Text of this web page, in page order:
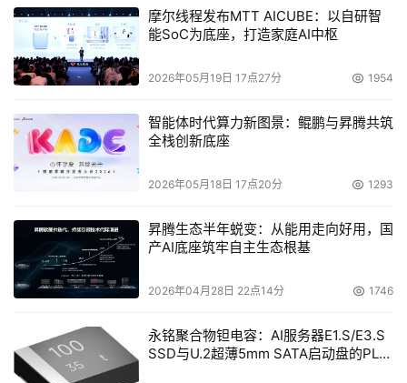
次体验、NAS解决方案的简约之道、安全业务的基石。通过
专注于使解决方案更好地提升业务保护，以及改善安全性和
管理性，HP将与合作伙伴和客户共同努力，选择出满足中
小公司需求的最好方案。
HP同时也提供了简约存储服务的选择，帮助中小企业客
户完成每一个存储项目。这些服务确保了支持水平与业务需
求相匹配，安装更加准确，员工可以受到很好的培训，并且
包、主动服务、培训、计划停机维修等等。
此次巡展是HP ProLiant服务器和存储2005年市场活动
推广和销售契机，同时也将更好地支持渠道合作伙伴。可以
看到，通过与用户、合作伙伴的亲密接触交流，HP
摩尔线程发布MTT AICUBE：以自研智
能SoC为底座，打造家庭AI中枢
2026年05月19日 17点27分 1954
智能体时代算力新图景：鲲鹏与昇腾共筑
全栈创新底座
2026年05月18日 17点20分 1293
昇腾生态半年蜕变：从能用走向好用，国
产AI底座筑牢自主生态根基
2026年04月28日 22点14分 1746
永铭聚合物钽电容：AI服务器E1.S/E3.S
SSD与U.2超薄5mm SATA启动盘的PLP